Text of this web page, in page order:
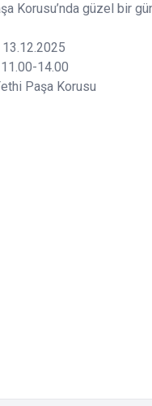
Korusu’nda güzel bir
13.12.2025
14.00
Paşa Korusu